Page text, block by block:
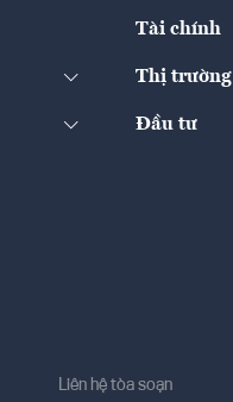
Tài chính
Thị trường
Đầu tư
Liên hệ tòa soạn